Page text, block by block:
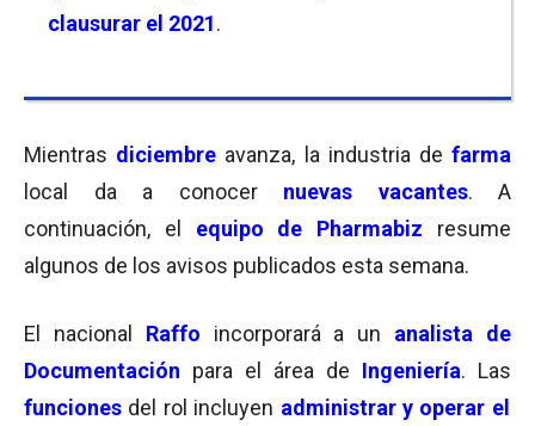
clausurar el 2021.
Mientras diciembre avanza, la industria defarma
local da a conocer nuevas vacantes. A
continuación, el
equipo de Pharmabiz resume
algunos de los avisos publicados esta semana.
El nacional Raffo incorporará a un analista de
Documentación para el área de Ingeniería. Las
funciones del rol incluyen administrar y operar el